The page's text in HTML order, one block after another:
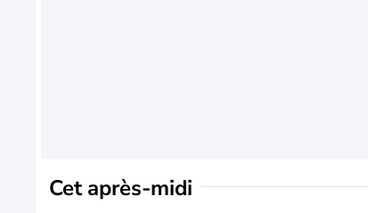
Cet après-midi